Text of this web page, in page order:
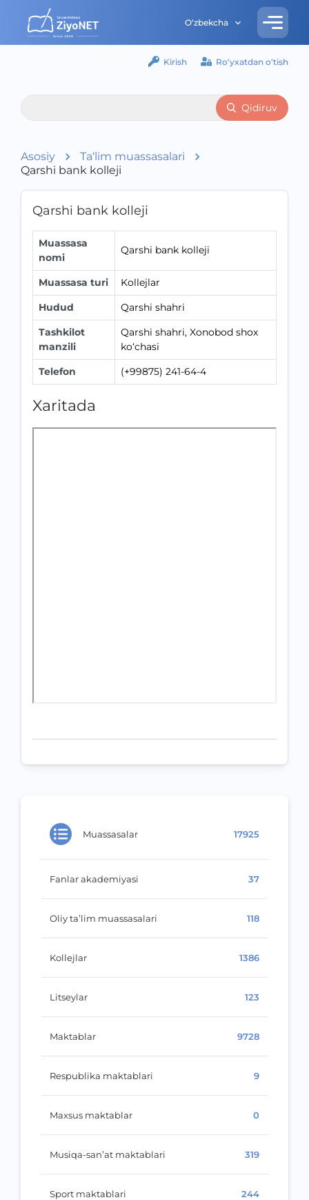
O‘zbekcha
Kirish Ro‘yxatdan o‘tish
Qidiruv
Asosiy
Ta‘lim muassasalari
Qarshi bank kolleji
Muassasalar 17925
Fanlar akademiyasi 37
Oliy ta’lim muassasalari 118
Kollejlar 1386
Litseylar 123
Maktablar 9728
Respublika maktablari 9
Maxsus maktablar 0
Musiqa-san’at maktablari 319
Sport maktablari 244
Qarshi bank kolleji
Muassasa
nomi
Qarshi bank kolleji
Muassasa turi
Kollejlar
Hudud
Qarshi shahri
Tashkilot
manzili
Qarshi shahri, Xonobod shox
ko‘chasi
Telefon
(+99875) 241-64-4
Xaritada